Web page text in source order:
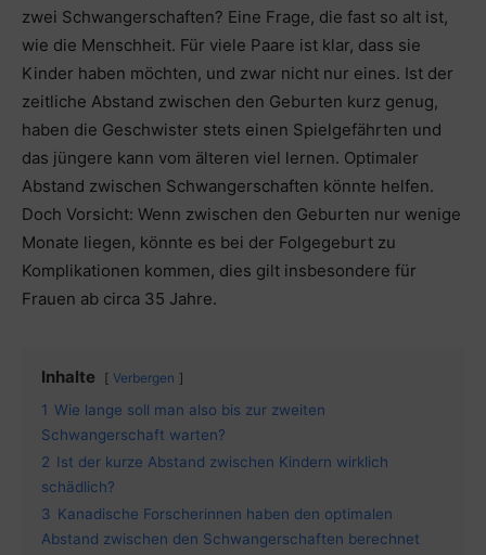
zwei Schwangerschaften? Eine Frage, die fast so alt ist,
wie die Menschheit. Für viele Paare ist klar, dass sie
Kinder haben möchten, und zwar nicht nur eines. Ist der
zeitliche Abstand zwischen den Geburten kurz genug,
haben die Geschwister stets einen Spielgefährten und
das jüngere kann vom älteren viel lernen. Optimaler
Abstand zwischen Schwangerschaften könnte helfen.
Doch Vorsicht: Wenn zwischen den Geburten nur wenige
Monate liegen, könnte es bei der Folgegeburt zu
Komplikationen kommen, dies gilt insbesondere für
Frauen ab circa 35 Jahre.
Inhalte Verbergen
1 Wie lange soll man also bis zur zweiten
Schwangerschaft warten?
2 Ist der kurze Abstand zwischen Kindern wirklich
schädlich?
3 Kanadische Forscherinnen haben den optimalen
Abstand zwischen den Schwangerschaften berechnet